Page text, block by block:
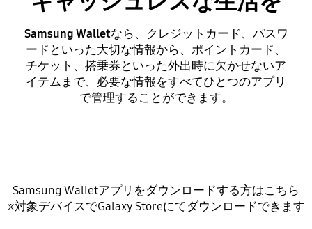
Samsung Walletなら、クレジットカード、パスワ
ードといった大切な情報から、ポイントカード、
チケット、搭乗券といった外出時に欠かせないア
イテムまで、必要な情報をすべてひとつのアプリ
で管理することができます。
Samsung Walletアプリをダウンロードする方はこちら
※対象デバイスでGalaxy Storeにてダウンロードできます